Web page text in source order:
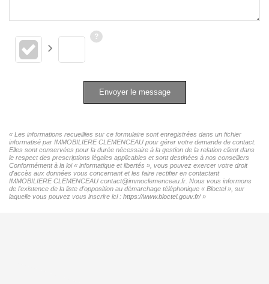
Envoyer le message
« Les informations recueillies sur ce formulaire sont enregistrées dans un fichier
informatisé par IMMOBILIERE CLEMENCEAU pour gérer votre demande de contact.
Elles sont conservées pour la durée nécessaire à la gestion de la relation client dans
le respect des prescriptions légales applicables et sont destinées à nos conseillers
Conformément à la loi « informatique et libertés », vous pouvez exercer votre droit
d'accès aux données vous concernant et les faire rectifier en contactant
IMMOBILIERE CLEMENCEAU contact@immoclemenceau.fr. Nous vous informons
de l'existence de la liste d'opposition au démarchage téléphonique « Bloctel », sur
laquelle vous pouvez vous inscrire ici : https://www.bloctel.gouv.fr/»